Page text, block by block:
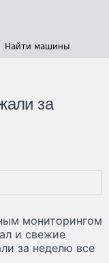
Найти машины
за
мониторингом
и свежие
за неделю все